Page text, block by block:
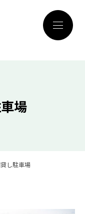
場
し駐車場